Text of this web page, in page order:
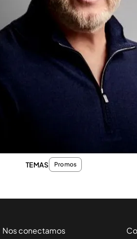
En Energy estamos de
lo alto. El viernes se
con motivo de este
ventana.
Para ello, hemos
de la serie. Podrás disfrutar
con motivo del veinte
TEMAS Promos
Nos conectamos